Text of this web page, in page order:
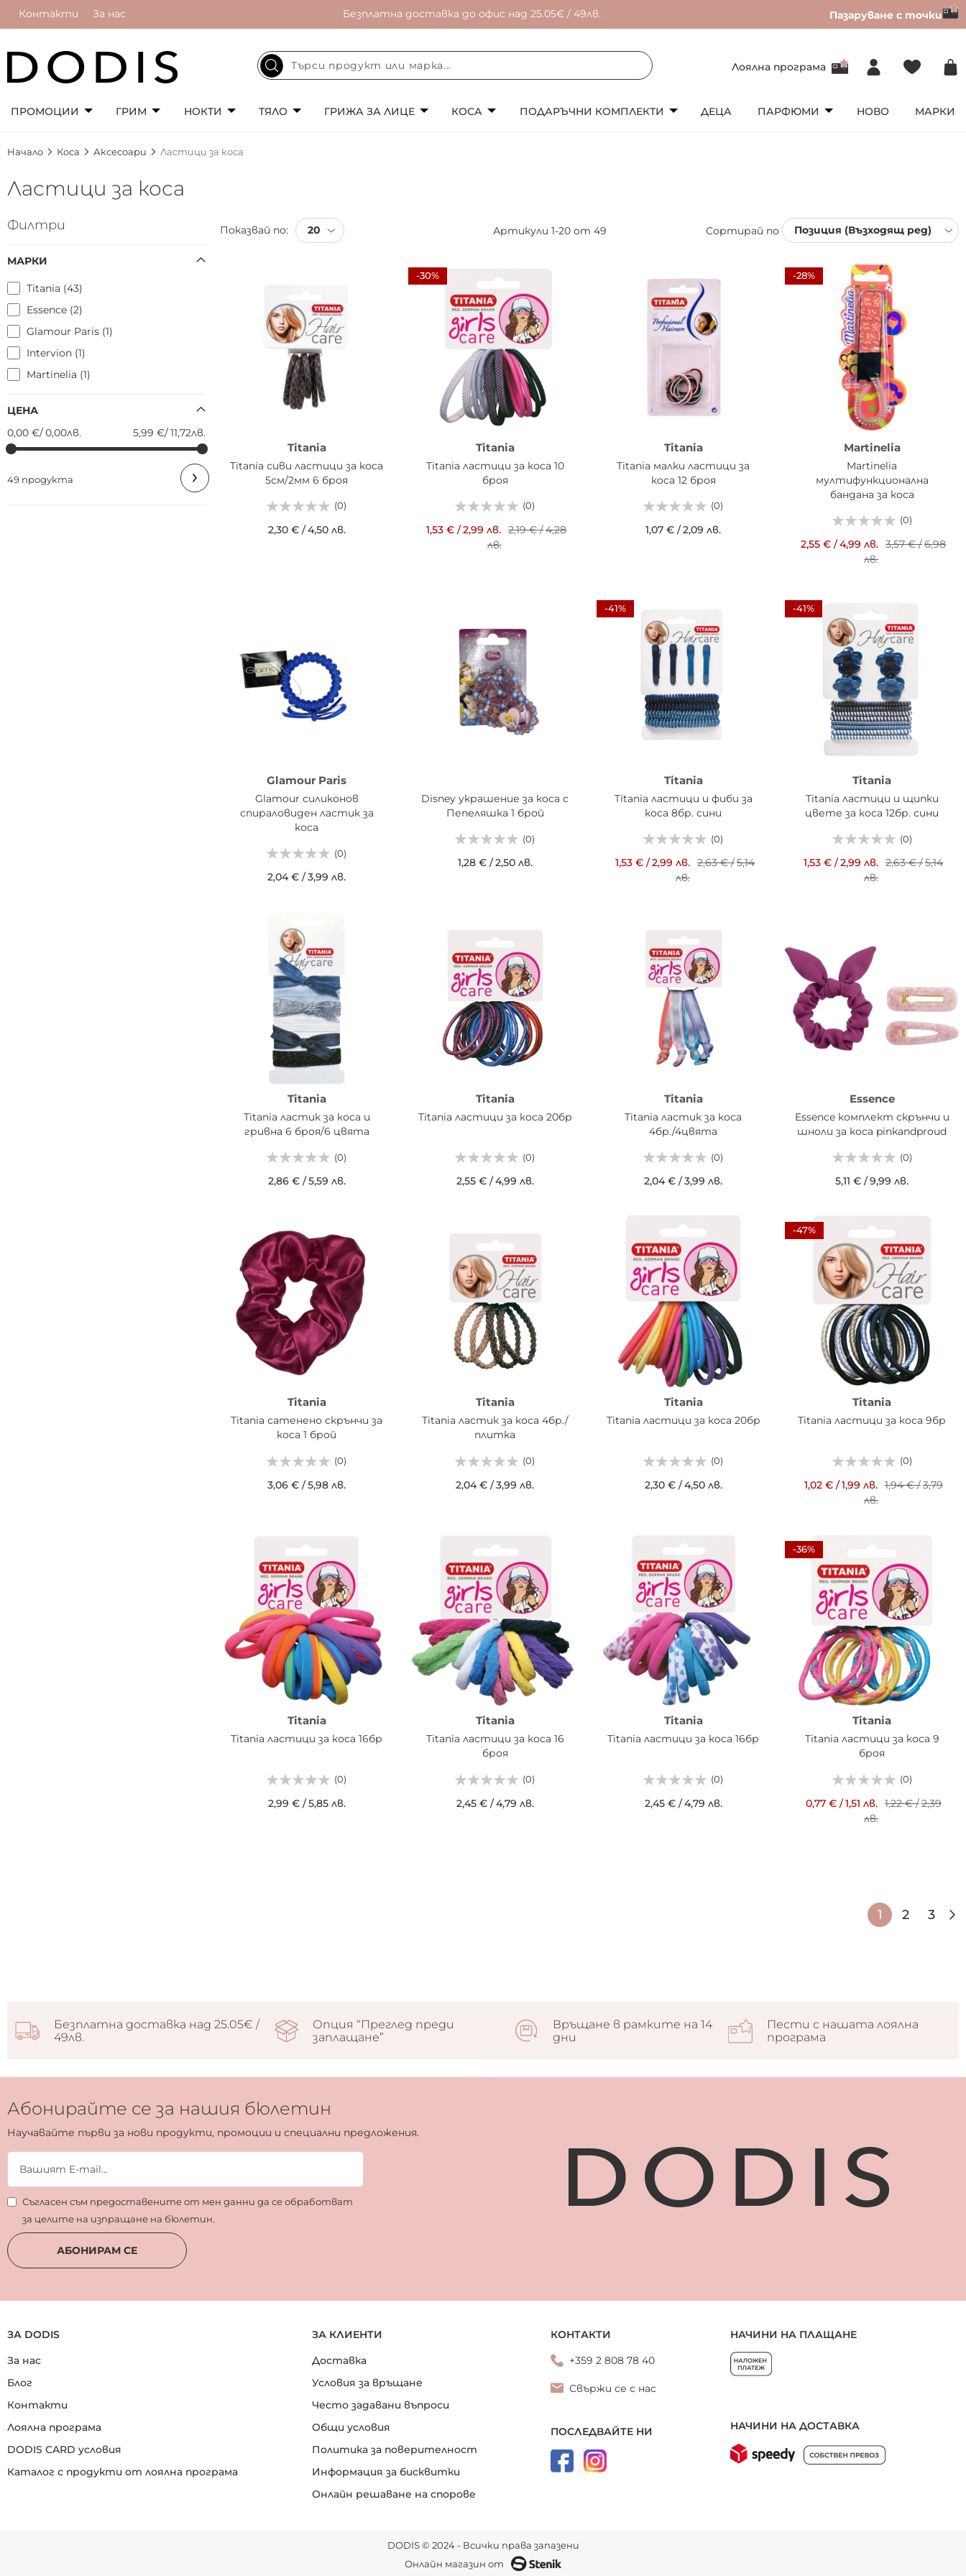
Контакти За нас Безплатна доставка до офис над 25.05€ / 49лв. Пазаруване с точки
Лоялна програма
ПРОМОЦИИ ГРИМ НОКТИ ТЯЛО ГРИЖА ЗА ЛИЦЕ КОСА ПОДАРЪЧНИ КОМПЛЕКТИ ДЕЦА ПАРФЮМИ НОВО МАРКИ
Начало Коса Аксесоари Ластици за коса
Ластици за коса
Показвай по: Артикули 1-20от 49 Сортирай по
Titania
Titania сиви ластици за коса
5см/2мм 6 броя
(0)
2,30 €/4,50 лв.
-30%
Titania
Titania ластици за коса 10
броя
(0)
1,53 € /2,99 лв. 2,19 €/4,28
лв.
Titania
Titania малки ластици за
коса 12 броя
(0)
1,07 € /2,09 лв.
-28%
Martinelia
Martinelia
мултифункционална
бандана за коса
(0)
2,55 € /4,99 лв. 3,57 €/6,98
лв.
Glamour Paris
Glamour силиконов
спираловиден ластик за
коса
(0)
2,04 € /3,99 лв.
Disney украшение за коса с
Пепеляшка 1 брой
(0)
1,28 €/2,50 лв.
-41%
Titania
Titania ластици и фиби за
коса 8бр. сини
(0)
1,53 €/2,99 лв. 2,63 €/5,14
лв.
-41%
Titania
Titania ластици и щипки
цвете за коса 12бр. сини
(0)
1,53 € /2,99 лв. 2,63 €/5,14
лв.
Titania
Titania ластик за коса и
гривна 6 броя/6 цвята
(0)
2,86 €/5,59 лв.
Titania
Titania ластици за коса 20бр
(0)
2,55 €/4,99 лв.
Titania
Titania ластик за коса
4бр./4цвята
(0)
2,04 € /3,99 лв.
Essence
Essence комплект скрънчи и
шноли за коса pinkandproud
(0)
5,11 € /9,99 лв.
Titania
Titania сатенено скрънчи за
коса 1 брой
(0)
3,06 € /5,98 лв.
Titania
Titania ластик за коса 4бр./
плитка
(0)
2,04 € /3,99 лв.
Titania
Titania ластици за коса 20бр
(0)
2,30 €/4,50 лв.
-47%
Titania
Titania ластици за коса 9бр
(0)
1,02 €/1,99 лв. 1,94 €/3,79
лв.
Titania
Titania ластици за коса 16бр
(0)
2,99 €/5,85 лв.
Titania
Titania ластици за коса 16
броя
(0)
2,45 €/4,79 лв.
Titania
Titania ластици за коса 16бр
(0)
2,45 €/4,79 лв.
-36%
Titania
Titania ластици за коса 9
броя
(0)
0,77 €/1,51 лв. 1,22 €/2,39
лв.
Страница
В момента
1 2 3
Филтри
МАРКИ
Titania 43
Essence 2
Glamour Paris 1
Intervion 1
Martinelia 1
ЦЕНА
0,00 €/0,00лв. 5,99 €/11,72лв.
49 продукта
Безплатна доставка над 25.05€ /
49лв.
Опция “Преглед преди
заплащане”
Връщане в рамките на 14
дни
Пести с нашата лоялна
програма
Абонирайте се за нашия бюлетин
Научавайте първи за нови продукти, промоции и специални предложения.
Съгласен съм предоставените от мен данни да се обработват
за целите на изпращане на бюлетин.
АБОНИРАМ СЕ
ЗА DODIS
За нас
Блог
Контакти
Лоялна програма
DODIS CARD условия
Каталог с продукти от лоялна програма
ЗА КЛИЕНТИ
Доставка
Условия за връщане
Често задавани въпроси
Общи условия
Политика за поверителност
Информация за бисквитки
Онлайн решаване на спорове
КОНТАКТИ
+359 2 808 78 40
Свържи се с нас
ПОСЛЕДВАЙТЕ НИ
НАЧИНИ НА ПЛАЩАНЕ
НАЧИНИ НА ДОСТАВКА
DODIS © 2024 - Всички права запазени
Онлайн магазин от